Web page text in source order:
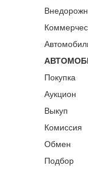
Покупка
Аукцион
Выкуп
Комиссия
Обмен
Подбор